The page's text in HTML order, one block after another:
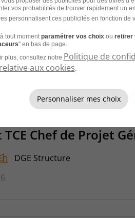
et laissez les
Chef de Projet
DGE Structure
vos probabilités de trouver rapidement un
personnalisent ces publicités en fonction de
tout moment paramétrer vos choixou retirer
" en bas de page.
plus, consultez notre Politique de
aux cookies
Personnaliser mes choix